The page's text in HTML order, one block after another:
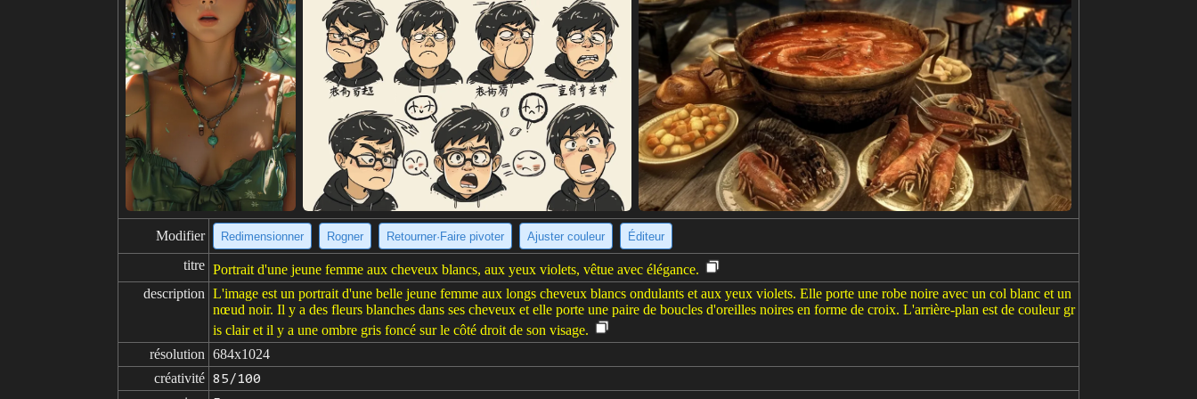
Modifier Redimensionner Rogner Retourner·Faire pivoter Ajuster couleur Éditeur
titre Portrait d'une jeune femme aux cheveux blancs, aux yeux violets, vêtue avec élégance.
description L'image est un portrait d'une belle jeune femme aux longs cheveux blancs ondulants et aux yeux violets. Elle porte une robe noire avec un col blanc et un
nœud noir. Il y a des fleurs blanches dans ses cheveux et elle porte une paire de boucles d'oreilles noires en forme de croix. L'arrière-plan est de couleur gr
is clair et il y a une ombre gris foncé sur le côté droit de son visage.
résolution 684x1024
créativité 85/100